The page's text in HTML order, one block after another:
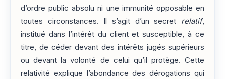
d’ordre public absolu ni une immunité opposable en
toutes circonstances. Il s’agit d’un secret relatif,
institué dans l’intérêt du client et susceptible, à ce
titre, de céder devant des intérêts jugés supérieurs
ou devant la volonté de celui qu’il protège. Cette
relativité explique l’abondance des dérogations qui